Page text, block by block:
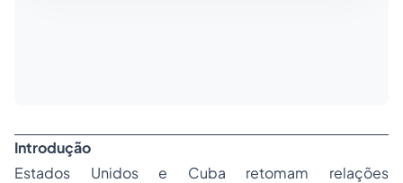
Introdução
Estados Unidos e Cuba retomam relações